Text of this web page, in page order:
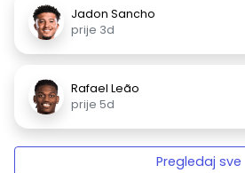
Jadon Sancho
prije 3d
Rafael Leão
prije 5d
Pregledaj sve